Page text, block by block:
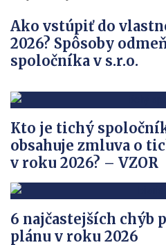
Ako vstúpiť do
2026? Spôsoby
spoločníka v s.r.o.
Kto je tichý
obsahuje zmluva o
v roku 2026? – VZOR
6 najčastejších chýb
plánu v roku 2026